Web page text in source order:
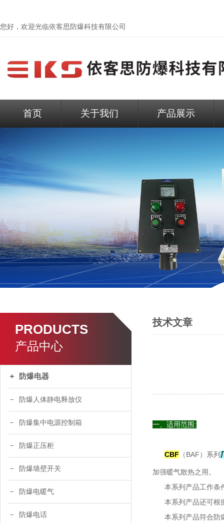
您好，欢迎光临依客思防爆科技有限公司
首页 关于我们 产品展示
PRODUCTS
产品中心
防爆电器
防爆人体静电释放仪
防爆集中电源控制箱
防爆正压柜
防爆墙壁开关
防爆电暖气
防爆电话
技术文章
一、适用范围:
CBF （BAF）系列
加强暖气散热之用。
本系列产品工作条
本系列产品还可根
本系列产品符合防